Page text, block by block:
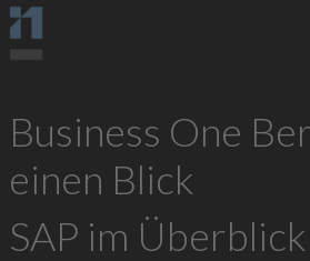
Business One
einen Blick
SAP im Überblick